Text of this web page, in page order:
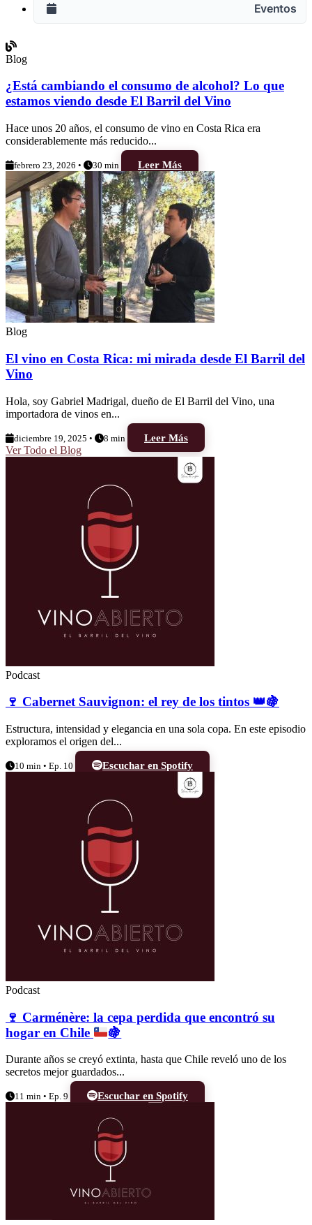
Eventos
Blog
¿Está cambiando el consumo de alcohol? Lo que
estamos viendo desde El Barril del Vino
Hace unos 20 años, el consumo de vino en Costa Rica era
considerablemente más reducido...
febrero 23, 2026 • 30 min Leer Más
Blog
El vino en Costa Rica: mi mirada desde El Barril del
Vino
Hola, soy Gabriel Madrigal, dueño de El Barril del Vino, una
importadora de vinos en...
diciembre 19, 2025 • 8 min
Leer Más
Ver Todo el Blog
Podcast
🍷 Cabernet Sauvignon: el rey de los tintos 👑🍇
Estructura, intensidad y elegancia en una sola copa. En este episodio
exploramos el origen del...
10 min • Ep. 10 Escuchar en Spotify
Podcast
🍷 Carménère: la cepa perdida que encontró su
hogar en Chile
🍇
Durante años se creyó extinta, hasta que Chile reveló uno de los
secretos mejor guardados...
11 min • Ep. 9 Escuchar en Spotify